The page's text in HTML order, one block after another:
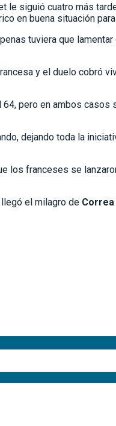
siguió cuatro más
en buena situación
tuviera que
y el duelo cobró
pero en ambos
dejando toda la
los franceses se
el milagro de Correa